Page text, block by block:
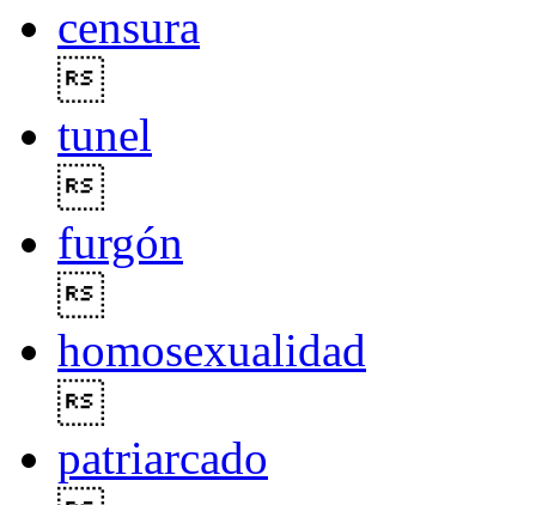
censura
tunel
furgón
homosexualidad
patriarcado